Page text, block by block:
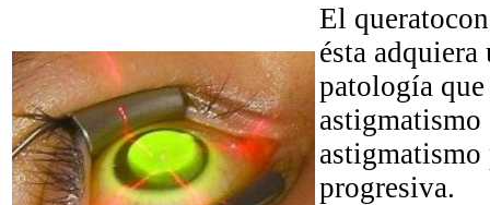
El
ésta
patología
astigmatismo
progresiva.